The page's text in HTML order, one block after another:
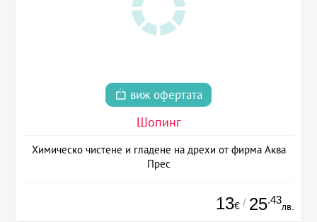
виж офертата
Шопинг
Химическо чистене и гладене на дрехи от фирма Аква
Прес
13€ / 25.43
лв.